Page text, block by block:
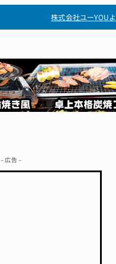
株式会社ユーYOU
– 広告 –